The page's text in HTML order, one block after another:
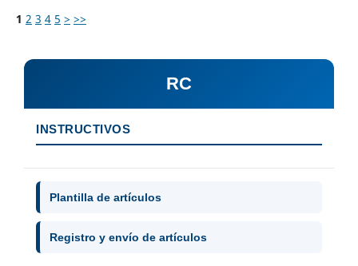
1 2 3 4 5 > >>
RC
INSTRUCTIVOS
Plantilla de artículos
Registro y envío de artículos